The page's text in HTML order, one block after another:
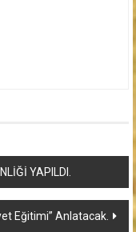
YAPILDI.
Eğitimi” Anlatacak.